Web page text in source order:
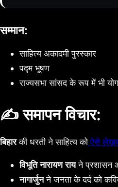
सम्मान:
साहित्य अकादमी पुरस्कार
पद्म भूषण
राज्यसभा सांसद के रूप में भी
✍️ समापन विचार:
बिहारकी धरती ने साहित्य कोऐसे
विभूति नारायण रायने प्रशासन
नागार्जुनने जनता के दर्द को